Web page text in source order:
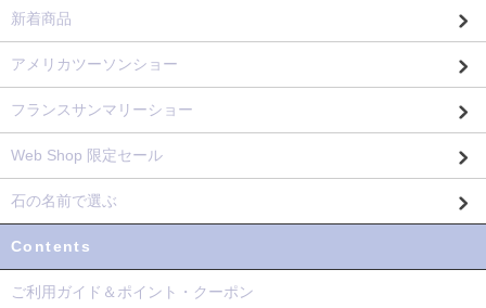
新着商品
アメリカツーソンショー
フランスサンマリーショー
Web Shop 限定セール
石の名前で選ぶ
Contents
ご利用ガイド＆ポイント・クーポン